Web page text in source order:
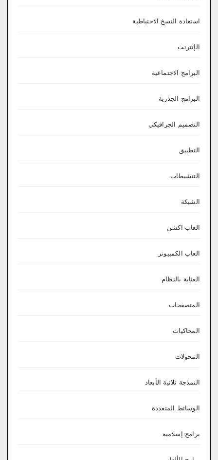
استعادة النسخ الاحتياطية
الإنترنت
البرامج الاجتماعية
البرامج الجذرية
التصميم الجرافيكي
التطبيق
التنشيطات
الشبكة
العاب اكشن
العاب الكمبيوتر
العناية بالنظام
المتصفحات
المحاكيات
المحولات
النمذجة ثلاثية الأبعاد
الوسائط المتعددة
برامج إسلامية